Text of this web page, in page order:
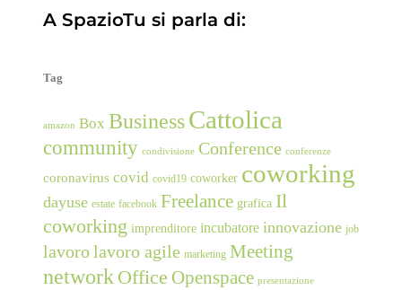
A SpazioTu si parla di:
Tag
amazon Box BusinessCattolica
community condivisione Conference conferenze
coronavirus covid covid19 coworker coworking
dayuse estate facebook Freelance grafica Il
coworking imprenditore incubatore innovazione job
lavorolavoro agile marketing Meeting
network Office Openspace presentazione